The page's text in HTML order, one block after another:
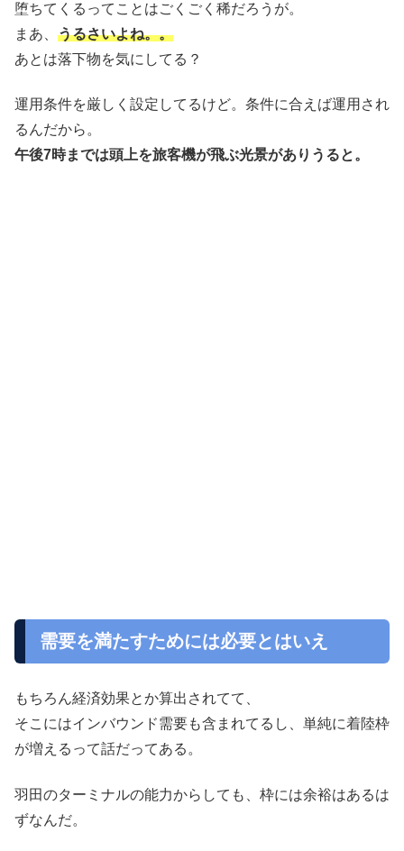
堕ちてくるってことはごくごく稀だろうが。
まあ、 うるさいよね。。
あとは落下物を気にしてる？
運用条件を厳しく設定してるけど。条件に合えば運用され
るんだから。
午後7時までは頭上を旅客機が飛ぶ光景がありうると。
需要を満たすためには必要とはいえ
もちろん経済効果とか算出されてて、
そこにはインバウンド需要も含まれてるし、単純に着陸枠
が増えるって話だってある。
羽田のターミナルの能力からしても、枠には余裕はあるは
ずなんだ。